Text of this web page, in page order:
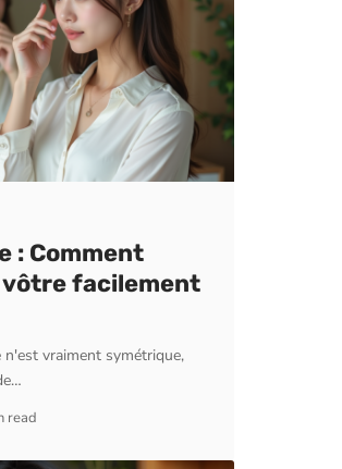
: Comment
facilement
vraiment symétrique,
…
read